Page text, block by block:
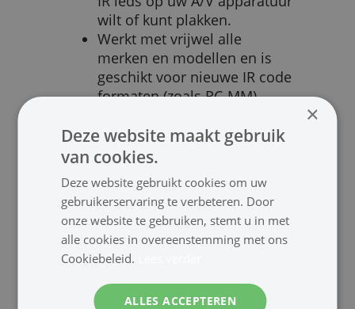
wilt of kunt plakken.
Werkt met vrijwel alle
merken en modellen en is
geschikt voor nieuwe IR code
formaten (zoals RC-MM)
vele nieuwe HD apparaten
en digitale tv decoders.
filtertechnieken voor gebruik
in de buurt van flatscreen
tv's (plasma, lcd en led),
indirect zonlicht en
spaarlampen.
×
Deze website maakt gebruik
van cookies.
Deze website gebruikt cookies om uw
gebruikerservaring te verbeteren. Door
onze website te gebruiken, stemt u in met
alle cookies in overeenstemming met ons
Cookiebeleid.
ALLES ACCEPTEREN